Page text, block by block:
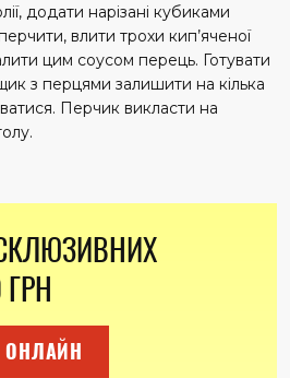
додати нарізані кубиками
влити трохи кип’яченої
цим соусом перець. Готувати
з перцями залишити на кілька
Перчик викласти на
ГРН
ОНЛАЙН